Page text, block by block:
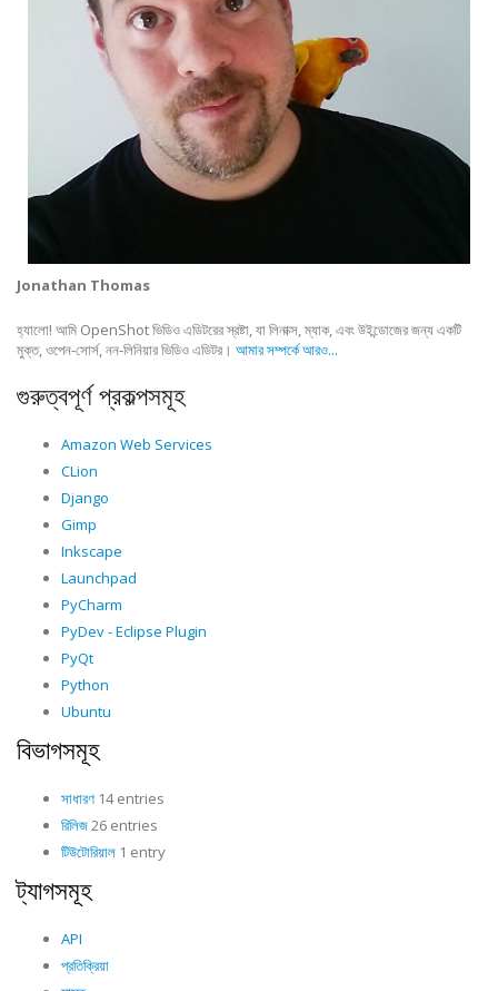
Jonathan Thomas
হ্যালো! আমি OpenShot ভিডিও এডিটরের স্রষ্টা, যা লিনাক্স, ম্যাক, এবং উইন্ডোজের জন্য একটি
মুক্ত, ওপেন-সোর্স, নন-লিনিয়ার ভিডিও এডিটর। আমার সম্পর্কে আরও...
গুরুত্বপূর্ণ প্রকল্পসমূহ
Amazon Web Services
CLion
Django
Gimp
Inkscape
Launchpad
PyCharm
PyDev - Eclipse Plugin
PyQt
Python
Ubuntu
বিভাগসমূহ
সাধারণ 14 entries
রিলিজ26 entries
টিউটোরিয়াল 1 entry
ট্যাগসমূহ
API
প্রতিক্রিয়া